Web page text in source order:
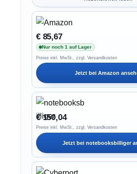
€ 85,67
Nur noch 1 auf Lager
Preise inkl. MwSt., zzgl. Versandkosten
Jetzt bei Amazon
€ 150,04
Preise inkl. MwSt., zzgl. Versandkosten
Jetzt bei notebooksbilliger